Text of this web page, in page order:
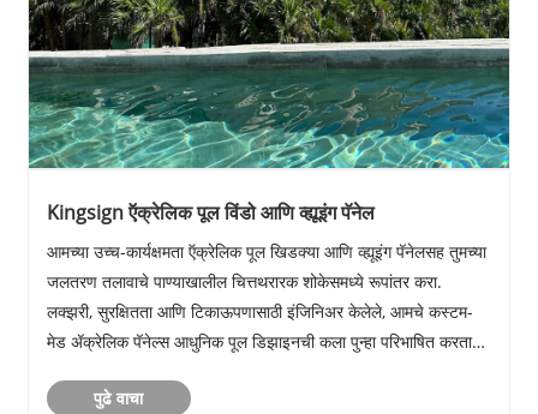
Kingsign ऍक्रेलिक पूल विंडो आणि व्ह्यूइंग पॅनेल
आमच्या उच्च-कार्यक्षमता ऍक्रेलिक पूल खिडक्या आणि व्ह्यूइंग पॅनेलसह तुमच्या
जलतरण तलावाचे पाण्याखालील चित्तथरारक शोकेसमध्ये रूपांतर करा.
लक्झरी, सुरक्षितता आणि टिकाऊपणासाठी इंजिनिअर केलेले, आमचे कस्टम-
मेड ॲक्रेलिक पॅनेल्स आधुनिक पूल डिझाइनची कला पुन्हा परिभाषित करतात,
पुढे वाचा